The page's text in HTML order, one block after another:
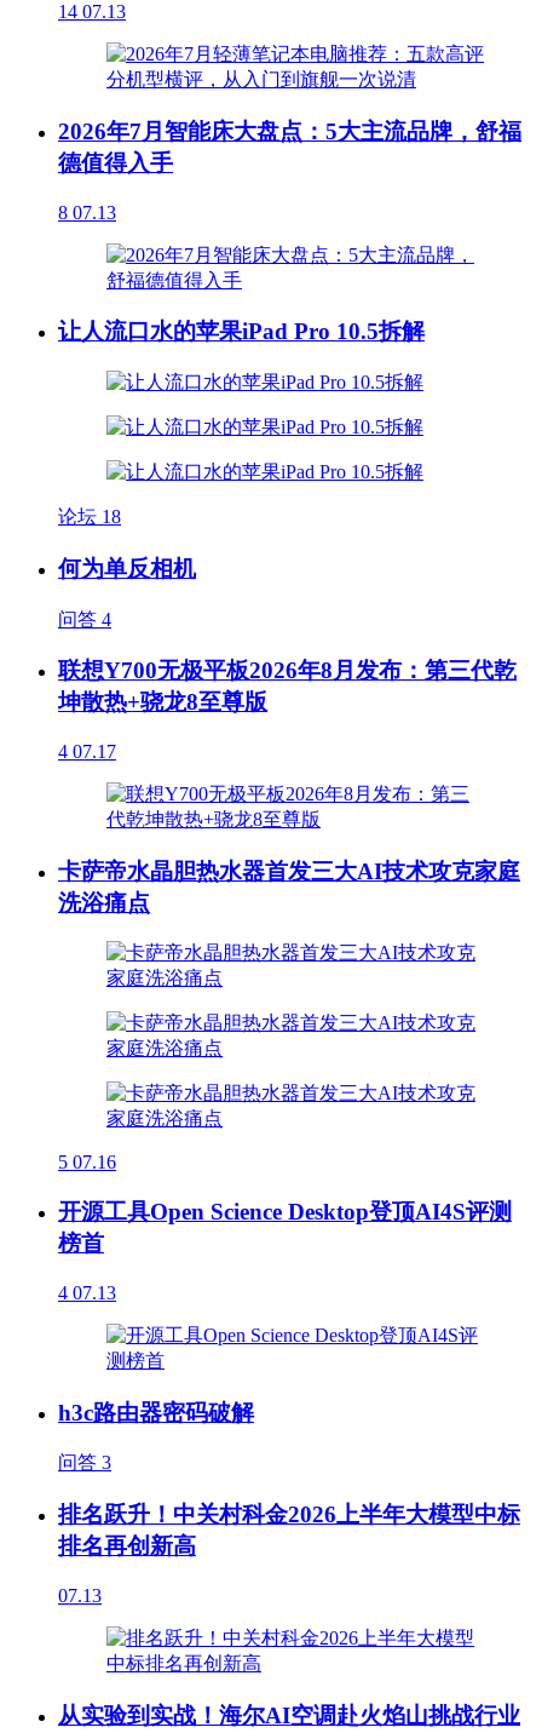
14 07.13
2026年7月智能床大盘点：5大主流品牌，舒福
德值得入手
8 07.13
让人流口水的苹果iPad Pro 10.5拆解
论坛 18
何为单反相机
问答 4
联想Y700无极平板2026年8月发布：第三代乾
坤散热+骁龙8至尊版
4 07.17
卡萨帝水晶胆热水器首发三大AI技术攻克家庭
洗浴痛点
5 07.16
开源工具Open Science Desktop登顶AI4S评测
榜首
4 07.13
h3c路由器密码破解
问答 3
排名跃升！中关村科金2026上半年大模型中标
排名再创新高
07.13
从实验到实战！海尔AI空调赴火焰山挑战行业